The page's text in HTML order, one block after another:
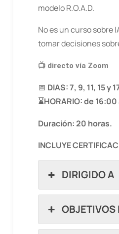
modelo R.O.A.D.
No es un curso sobre
tomar decisiones
📺 directo vía Zoom
📅 DIAS: 7, 9, 11, 15 y
⌛HORARIO: de
Duración: 20 horas.
INCLUYE
DIRIGIDO A
OBJETIVOS